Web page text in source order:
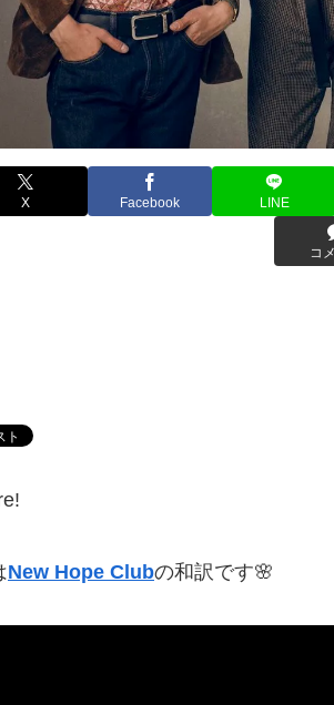
X Facebook LINE
コ
New Hope Clubの和訳です🌸